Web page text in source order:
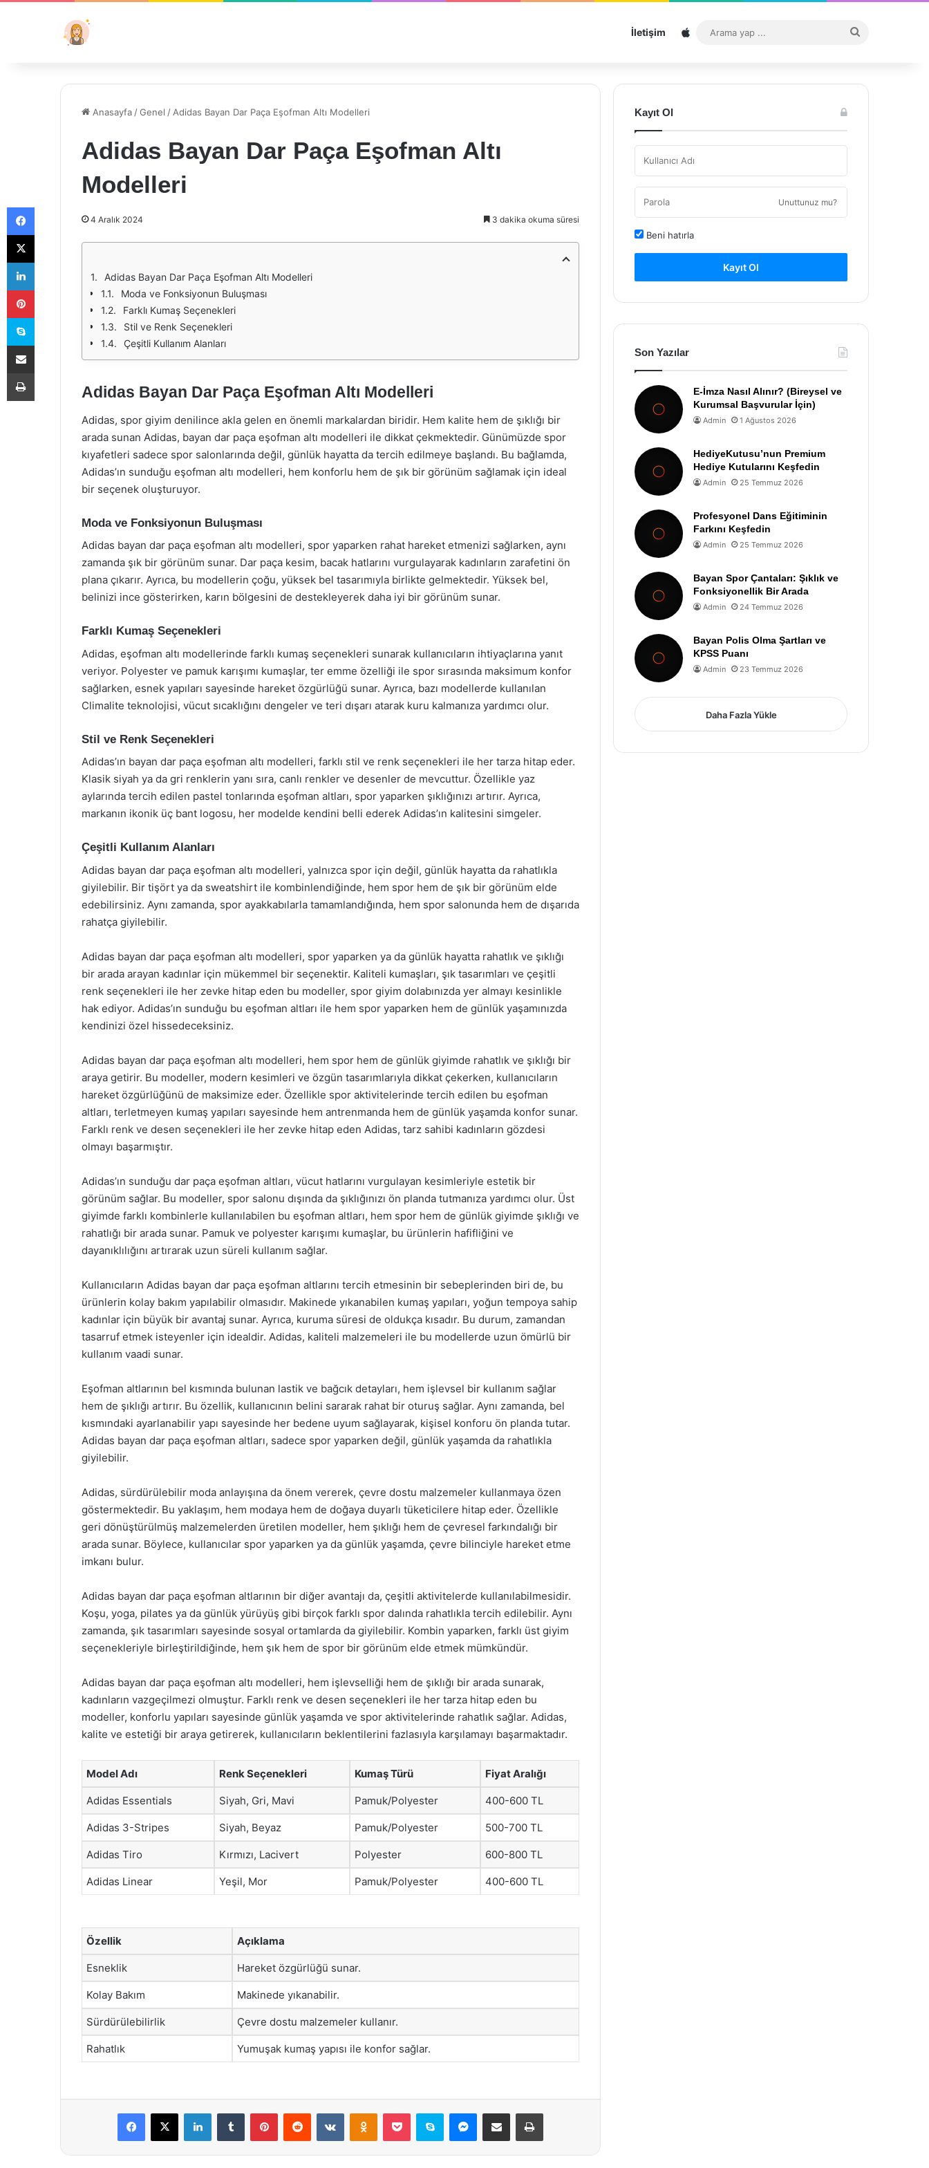
İletişim Sitemap
...
Anasayfa /Genel / Adidas Bayan Dar Paça Eşofman Altı Modelleri
Adidas Bayan Dar Paça Eşofman Altı
Modelleri
4 Aralık 2024 3 dakika okuma süresi
Adidas Bayan Dar Paça Eşofman Altı Modelleri
Moda ve Fonksiyonun Buluşması
Farklı Kumaş Seçenekleri
Stil ve Renk Seçenekleri
Çeşitli Kullanım Alanları
Adidas Bayan Dar Paça Eşofman Altı Modelleri
Adidas, spor giyim denilince akla gelen en önemli markalardan biridir. Hem kalite hem de şıklığı bir
arada sunan Adidas, bayan dar paça eşofman altı modelleri ile dikkat çekmektedir. Günümüzde spor
kıyafetleri sadece spor salonlarında değil, günlük hayatta da tercih edilmeye başlandı. Bu bağlamda,
Adidas’ın sunduğu eşofman altı modelleri, hem konforlu hem de şık bir görünüm sağlamak için ideal
bir seçenek oluşturuyor.
Moda ve Fonksiyonun Buluşması
Adidas bayan dar paça eşofman altı modelleri, spor yaparken rahat hareket etmenizi sağlarken, aynı
zamanda şık bir görünüm sunar. Dar paça kesim, bacak hatlarını vurgulayarak kadınların zarafetini ön
plana çıkarır. Ayrıca, bu modellerin çoğu, yüksek bel tasarımıyla birlikte gelmektedir. Yüksek bel,
belinizi ince gösterirken, karın bölgesini de destekleyerek daha iyi bir görünüm sunar.
Farklı Kumaş Seçenekleri
Adidas, eşofman altı modellerinde farklı kumaş seçenekleri sunarak kullanıcıların ihtiyaçlarına yanıt
veriyor. Polyester ve pamuk karışımı kumaşlar, ter emme özelliği ile spor sırasında maksimum konfor
sağlarken, esnek yapıları sayesinde hareket özgürlüğü sunar. Ayrıca, bazı modellerde kullanılan
Climalite teknolojisi, vücut sıcaklığını dengeler ve teri dışarı atarak kuru kalmanıza yardımcı olur.
Stil ve Renk Seçenekleri
Adidas’ın bayan dar paça eşofman altı modelleri, farklı stil ve renk seçenekleri ile her tarza hitap eder.
Klasik siyah ya da gri renklerin yanı sıra, canlı renkler ve desenler de mevcuttur. Özellikle yaz
aylarında tercih edilen pastel tonlarında eşofman altları, spor yaparken şıklığınızı artırır. Ayrıca,
markanın ikonik üç bant logosu, her modelde kendini belli ederek Adidas’ın kalitesini simgeler.
Çeşitli Kullanım Alanları
Adidas bayan dar paça eşofman altı modelleri, yalnızca spor için değil, günlük hayatta da rahatlıkla
giyilebilir. Bir tişört ya da sweatshirt ile kombinlendiğinde, hem spor hem de şık bir görünüm elde
edebilirsiniz. Aynı zamanda, spor ayakkabılarla tamamlandığında, hem spor salonunda hem de dışarıda
rahatça giyilebilir.
Adidas bayan dar paça eşofman altı modelleri, spor yaparken ya da günlük hayatta rahatlık ve şıklığı
bir arada arayan kadınlar için mükemmel bir seçenektir. Kaliteli kumaşları, şık tasarımları ve çeşitli
renk seçenekleri ile her zevke hitap eden bu modeller, spor giyim dolabınızda yer almayı kesinlikle
hak ediyor. Adidas’ın sunduğu bu eşofman altları ile hem spor yaparken hem de günlük yaşamınızda
kendinizi özel hissedeceksiniz.
Adidas bayan dar paça eşofman altı modelleri, hem spor hem de günlük giyimde rahatlık ve şıklığı bir
araya getirir. Bu modeller, modern kesimleri ve özgün tasarımlarıyla dikkat çekerken, kullanıcıların
hareket özgürlüğünü de maksimize eder. Özellikle spor aktivitelerinde tercih edilen bu eşofman
altları, terletmeyen kumaş yapıları sayesinde hem antrenmanda hem de günlük yaşamda konfor sunar.
Farklı renk ve desen seçenekleri ile her zevke hitap eden Adidas, tarz sahibi kadınların gözdesi
olmayı başarmıştır.
Adidas’ın sunduğu dar paça eşofman altları, vücut hatlarını vurgulayan kesimleriyle estetik bir
görünüm sağlar. Bu modeller, spor salonu dışında da şıklığınızı ön planda tutmanıza yardımcı olur. Üst
giyimde farklı kombinlerle kullanılabilen bu eşofman altları, hem spor hem de günlük giyimde şıklığı ve
rahatlığı bir arada sunar. Pamuk ve polyester karışımı kumaşlar, bu ürünlerin hafifliğini ve
dayanıklılığını artırarak uzun süreli kullanım sağlar.
Kullanıcıların Adidas bayan dar paça eşofman altlarını tercih etmesinin bir sebeplerinden biri de, bu
ürünlerin kolay bakım yapılabilir olmasıdır. Makinede yıkanabilen kumaş yapıları, yoğun tempoya sahip
kadınlar için büyük bir avantaj sunar. Ayrıca, kuruma süresi de oldukça kısadır. Bu durum, zamandan
tasarruf etmek isteyenler için idealdir. Adidas, kaliteli malzemeleri ile bu modellerde uzun ömürlü bir
kullanım vaadi sunar.
Eşofman altlarının bel kısmında bulunan lastik ve bağcık detayları, hem işlevsel bir kullanım sağlar
hem de şıklığı artırır. Bu özellik, kullanıcının belini sararak rahat bir oturuş sağlar. Aynı zamanda, bel
kısmındaki ayarlanabilir yapı sayesinde her bedene uyum sağlayarak, kişisel konforu ön planda tutar.
Adidas bayan dar paça eşofman altları, sadece spor yaparken değil, günlük yaşamda da rahatlıkla
giyilebilir.
Adidas, sürdürülebilir moda anlayışına da önem vererek, çevre dostu malzemeler kullanmaya özen
göstermektedir. Bu yaklaşım, hem modaya hem de doğaya duyarlı tüketicilere hitap eder. Özellikle
geri dönüştürülmüş malzemelerden üretilen modeller, hem şıklığı hem de çevresel farkındalığı bir
arada sunar. Böylece, kullanıcılar spor yaparken ya da günlük yaşamda, çevre bilinciyle hareket etme
imkanı bulur.
Adidas bayan dar paça eşofman altlarının bir diğer avantajı da, çeşitli aktivitelerde kullanılabilmesidir.
Koşu, yoga, pilates ya da günlük yürüyüş gibi birçok farklı spor dalında rahatlıkla tercih edilebilir. Aynı
zamanda, şık tasarımları sayesinde sosyal ortamlarda da giyilebilir. Kombin yaparken, farklı üst giyim
seçenekleriyle birleştirildiğinde, hem şık hem de spor bir görünüm elde etmek mümkündür.
Adidas bayan dar paça eşofman altı modelleri, hem işlevselliği hem de şıklığı bir arada sunarak,
kadınların vazgeçilmezi olmuştur. Farklı renk ve desen seçenekleri ile her tarza hitap eden bu
modeller, konforlu yapıları sayesinde günlük yaşamda ve spor aktivitelerinde rahatlık sağlar. Adidas,
kalite ve estetiği bir araya getirerek, kullanıcıların beklentilerini fazlasıyla karşılamayı başarmaktadır.
Model Adı Renk Seçenekleri Kumaş Türü Fiyat Aralığı
Adidas Essentials Siyah, Gri, Mavi Pamuk/Polyester 400-600 TL
Adidas 3-Stripes Siyah, Beyaz Pamuk/Polyester 500-700 TL
Adidas Tiro Kırmızı, Lacivert Polyester 600-800 TL
Adidas Linear Yeşil, Mor Pamuk/Polyester 400-600 TL
Özellik Açıklama
Esneklik Hareket özgürlüğü sunar.
Kolay Bakım Makinede yıkanabilir.
Sürdürülebilirlik Çevre dostu malzemeler kullanır.
Rahatlık Yumuşak kumaş yapısı ile konfor sağlar.
Facebook
X LinkedInTumblr PinterestReddit VKontakteOdnoklassniki
Pocket Skype Messenger
E-Posta ile paylaş Yazdır
Kayıt Ol
Unuttunuz mu?
Beni hatırla
Kayıt Ol
Son Yazılar
E-İmza Nasıl Alınır? (Bireysel ve
Kurumsal Başvurular İçin)
Admin 1 Ağustos 2026
HediyeKutusu’nun Premium
Hediye Kutularını Keşfedin
Admin 25 Temmuz 2026
Profesyonel Dans Eğitiminin
Farkını Keşfedin
Admin 25 Temmuz 2026
Bayan Spor Çantaları: Şıklık ve
Fonksiyonellik Bir Arada
Admin 24 Temmuz 2026
Bayan Polis Olma Şartları ve
KPSS Puanı
Admin 23 Temmuz 2026
Daha Fazla Yükle
Facebook
X
LinkedIn
Pinterest
Skype
E-Posta ile paylaş